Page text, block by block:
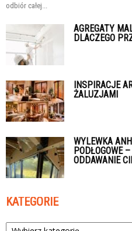
odbiór całej...
AGREGATY
DLACZEGO
INSPIRACJE
ŻALUZJAMI
WYLEWKA
PODŁOGOWE
ODDAWANIE
KATEGORIE
Kategorie